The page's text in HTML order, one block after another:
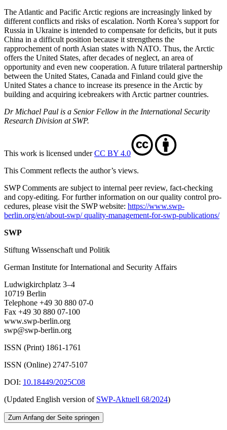
The Atlantic and Pacific Arctic regions are increasingly linked by
different conflicts and risks of escalation. North Korea’s sup­port for
Russia in Ukraine is intended to compensate for deficits, but it puts
China in a difficult position because it strengthens the
rapprochement of north Asian states with NATO. Thus, the Arctic
offers the United States, after decades of neglect, an area of
opportunity and even new cooperation. A future trilateral partnership
be­tween the United States, Canada and Fin­land could give the
United States a chance to increase its presence in the Arctic by
building and acquiring icebreakers with Arctic partner countries.
Dr Michael Paul is a Senior Fellow in the International Security
Research Division at SWP.
This work is licensed underCC BY 4.0
This Comment reflects the author’s views.
SWP Comments are subject to internal peer review, fact-checking
and copy-editing. For further information on our quality control pro­
cedures, please visit the SWP website: https://www.swp-
berlin.org/en/about-swp/ quality-management-for-swp-publications/
SWP
Stiftung Wissenschaft und Politik
German Institute for International and Security Affairs
Ludwigkirchplatz 3–4
10719 Berlin
Telephone +49 30 880 07-0
Fax +49 30 880 07-100
www.swp-berlin.org
swp@swp-berlin.org
ISSN (Print) 1861-1761
ISSN (Online) 2747-5107
DOI: 10.18449/2025C08
(Updated English version of SWP‑Aktuell 68/2024)
Zum Anfang der Seite springen